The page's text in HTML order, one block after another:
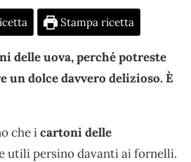
Stampa ricetta
delle uova, perché potreste
un dolce davvero delizioso. È
che icartoni delle
utili persino davanti ai fornelli.